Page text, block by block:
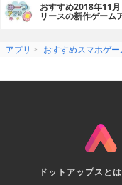
おすすめ2018年11月
リースの新作ゲーム
アプリ おすすめスマホゲー
ドットアップスとは